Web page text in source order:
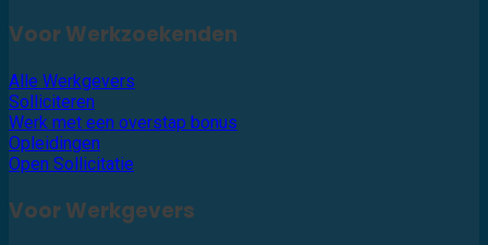
Voor Werkzoekenden
Alle Werkgevers
Solliciteren
Werk met een overstap bonus
Opleidingen
Open Sollicitatie
Voor Werkgevers